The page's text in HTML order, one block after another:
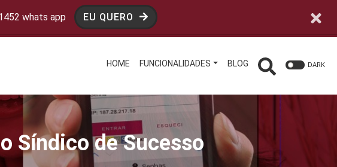
whats app EU QUERO
HOME FUNCIONALIDADES BLOG DARK
Síndico de Sucesso